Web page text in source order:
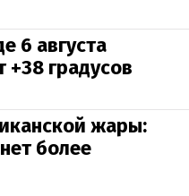
6 августа
+38 градусов
жары:
более